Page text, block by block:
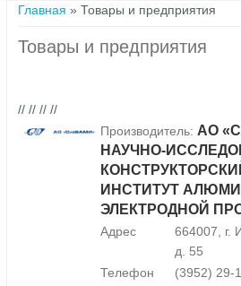
Вы здесь
Главная » Товары и предприятия
Товары и предприятия
// // // //
Производитель: АО
НАУЧНО-
ИНСТИТУТ
ЭЛЕКТРОДНОЙ
Адрес
664007, г.
д. 55
Телефон
(3952) 29-